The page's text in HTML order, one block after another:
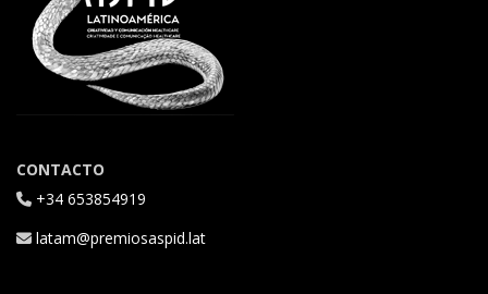
CONTACTO
+34 653854919
latam@premiosaspid.lat